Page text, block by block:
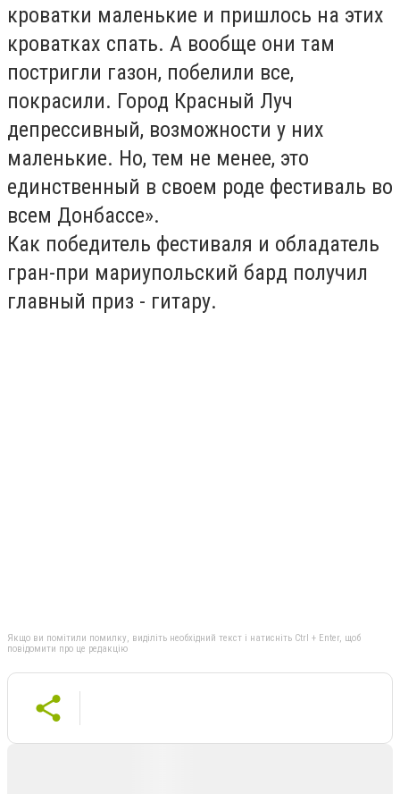
кроватки маленькие и пришлось на этих
кроватках спать. А вообще они там
постригли газон, побелили все,
покрасили. Город Красный Луч
депрессивный, возможности у них
маленькие. Но, тем не менее, это
единственный в своем роде фестиваль во
всем Донбассе».
Как победитель фестиваля и обладатель
гран-при мариупольский бард получил
главный приз - гитару.
Якщо ви помітили помилку, виділіть необхідний текст і натисніть Ctrl + Enter, щоб
повідомити про це редакцію